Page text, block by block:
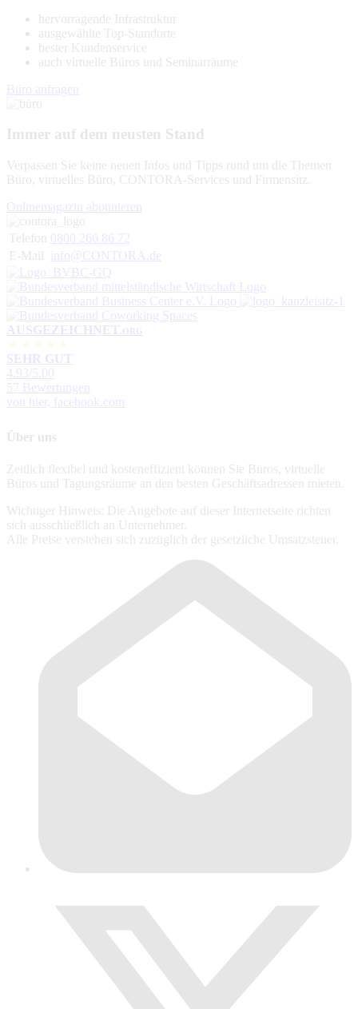
hervorragende Infrastruktur
ausgewählte Top-Standorte
bester Kundenservice
auch virtuelle Büros und Seminarräume
Büro anfragen
Immer auf dem neusten Stand
Verpassen Sie keine neuen Infos und Tipps rund um die Themen
Büro, virtuelles Büro, CONTORA-Services und Firmensitz.
Onlinemagazin abonnieren
Telefon
0800 266 86 72
E-Mail
info@CONTORA.de
AUSGEZEICHNET .ORG
SEHR GUT
4.93 /5.00
57 Bewertungen
von hier, facebook.com
Über uns
Zeitlich flexibel und kosteneffizient können Sie Büros, virtuelle
Büros und Tagungsräume an den besten Geschäftsadressen mieten.
Wichtiger Hinweis: Die Angebote auf dieser Internetseite richten
sich ausschließlich an Unternehmer.
Alle Preise verstehen sich zuzüglich der gesetzliche Umsatzsteuer.